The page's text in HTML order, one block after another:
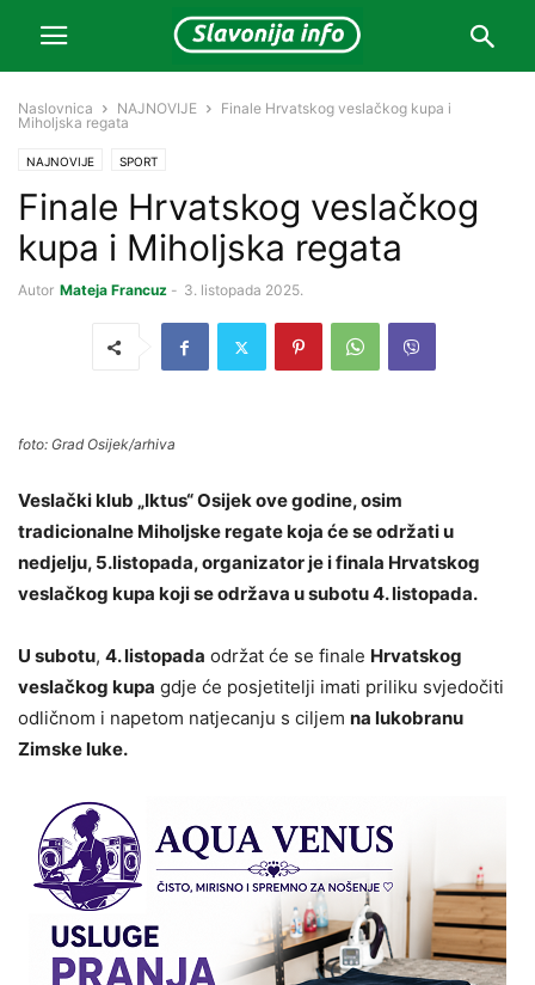
Naslovnica NAJNOVIJE
Finale Hrvatskog veslačkog kupa i
Miholjska regata
NAJNOVIJE SPORT
Finale Hrvatskog veslačkog
kupa i Miholjska regata
Autor Mateja Francuz - 3. listopada 2025.
foto: Grad Osijek/arhiva
Veslački klub „Iktus“ Osijek ove godine, osim
tradicionalne Miholjske regate koja će se održati u
nedjelju, 5.listopada, organizator je i finala Hrvatskog
veslačkog kupa koji se održava u subotu 4. listopada.
U subotu, 4. listopada održat će se finale Hrvatskog
veslačkog kupa gdje će posjetitelji imati priliku svjedočiti
odličnom i napetom natjecanju s ciljem na lukobranu
Zimske luke.